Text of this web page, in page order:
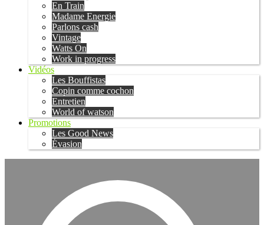
En Train
Madame Energie
Parlons cash
Vintage
Watts On
Work in progress
Vidéos
Les Bouffistas
Copin comme cochon
Entretien
World of watson
Promotions
Les Good News
Évasion